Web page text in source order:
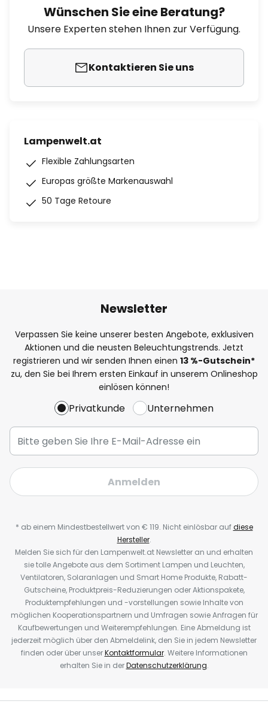
Wünschen Sie eine Beratung?
Unsere Experten stehen Ihnen zur Verfügung.
Kontaktieren Sie uns
Lampenwelt.at
Flexible Zahlungsarten
Europas größte Markenauswahl
50 Tage Retoure
Newsletter
Verpassen Sie keine unserer besten Angebote, exklusiven
Aktionen und die neusten Beleuchtungstrends. Jetzt
registrieren und wir senden Ihnen einen 13 %-Gutschein*
zu, den Sie bei Ihrem ersten Einkauf in unserem Onlineshop
einlösen können!
Privatkunde Unternehmen
Anmelden
* ab einem Mindestbestellwert von € 119. Nicht einlösbar aufdiese
Hersteller.
Melden Sie sich für den Lampenwelt.at Newsletter an und erhalten
sie tolle Angebote aus dem Sortiment Lampen und Leuchten,
Ventilatoren, Solaranlagen und Smart Home Produkte, Rabatt-
Gutscheine, Produktpreis-Reduzierungen oder Aktionspakete,
Produktempfehlungen und -vorstellungen sowie Inhalte von
möglichen Kooperationspartnern und Umfragen sowie Anfragen für
Kaufbewertungen und Weiterempfehlungen. Eine Abmeldung ist
jederzeit möglich über den Abmeldelink, den Sie in jedem Newsletter
finden oder über unserKontaktformular. Weitere Informationen
erhalten Sie in derDatenschutzerklärung.